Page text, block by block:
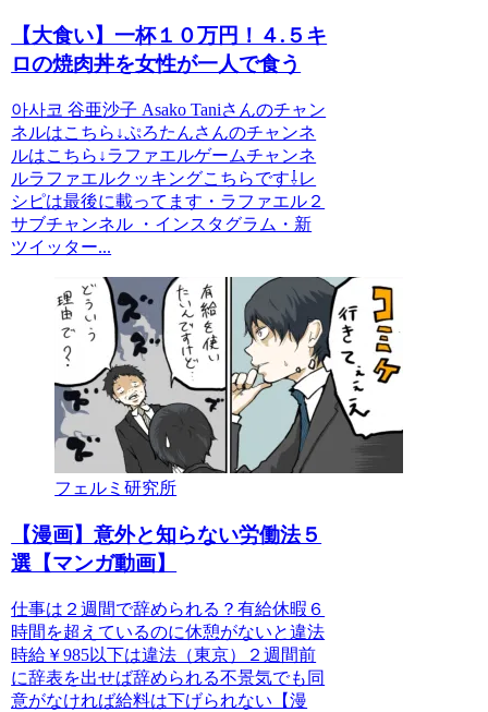
【大食い】一杯１０万円！４.５キ
ロの焼肉丼を女性が一人で食う
아사코 谷亜沙子 Asako Taniさんのチャン
ネルはこちら↓ぷろたんさんのチャンネ
ルはこちら↓ラファエルゲームチャンネ
ルラファエルクッキングこちらです⇩レ
シピは最後に載ってます・ラファエル２
サブチャンネル ・インスタグラム・新
ツイッター...
フェルミ研究所
【漫画】意外と知らない労働法５
選【マンガ動画】
仕事は２週間で辞められる？有給休暇６
時間を超えているのに休憩がないと違法
時給￥985以下は違法（東京）２週間前
に辞表を出せば辞められる不景気でも同
意がなければ給料は下げられない【漫